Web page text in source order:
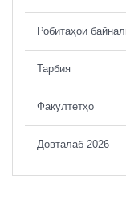
Робитаҳои
Тарбия
Факултетҳо
Довталаб-2026